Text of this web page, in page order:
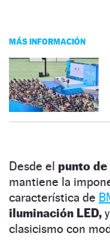
MÁS INFORMACIÓN
Desde el punto
mantiene la
característica de
iluminación LED,
clasicismo con